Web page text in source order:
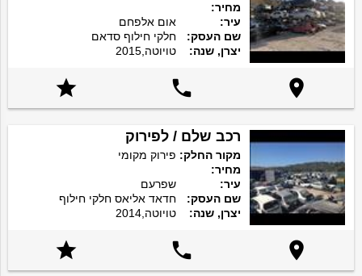
מחיר:
עיר:
אום אלפחם
שם העסק:
חלקי חילוף סדאם
יצרן, שנה:
טויוטה,2015



רכב שלם / לפירוק
מקור החלק: פירוק מקומי
מחיר:
עיר:
שפרעם
שם העסק:
חדאד אליאס חלקי חילוף
יצרן, שנה:
טויוטה,2014


